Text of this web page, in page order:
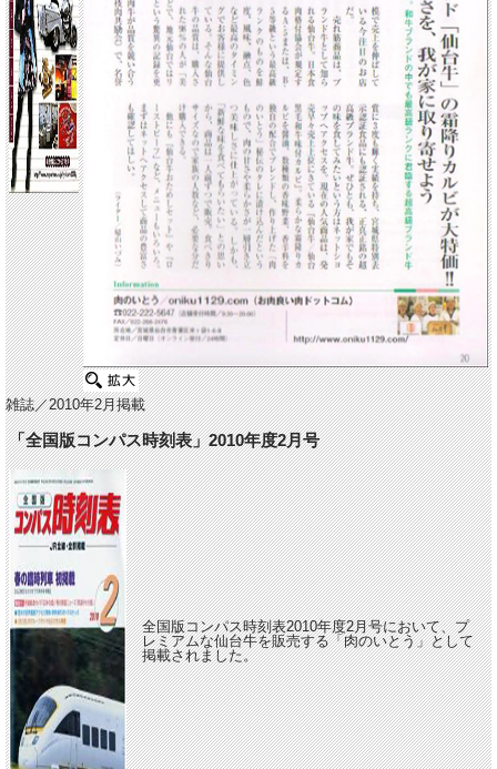
雑誌／2010年2月掲載
「全国版コンパス時刻表」2010年度2月号
全国版コンパス時刻表2010年度2月号において、プ
レミアムな仙台牛を販売する「肉のいとう」として
掲載されました。